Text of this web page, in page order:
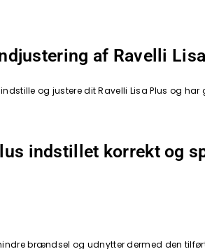
af Ravelli
og justere dit Ravelli Lisa Plus og
indstillet korrekt og
brændsel og udnytter dermed den